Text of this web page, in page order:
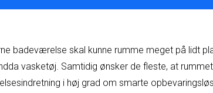
badeværelse skal kunne rumme meget på lidt
vasketøj. Samtidig ønsker de fleste, at
i høj grad om smarte